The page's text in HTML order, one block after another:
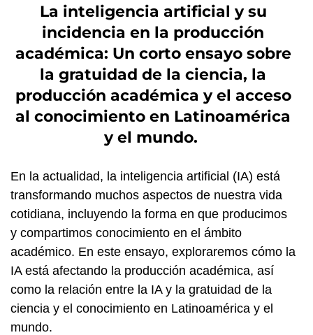
La inteligencia artificial y su
incidencia en la producción
académica: Un corto ensayo sobre
la gratuidad de la ciencia, la
producción académica y el acceso
al conocimiento en Latinoamérica
y el mundo.
En la actualidad, la inteligencia artificial (IA) está
transformando muchos aspectos de nuestra vida
cotidiana, incluyendo la forma en que producimos
y compartimos conocimiento en el ámbito
académico. En este ensayo, exploraremos cómo la
IA está afectando la producción académica, así
como la relación entre la IA y la gratuidad de la
ciencia y el conocimiento en Latinoamérica y el
mundo.